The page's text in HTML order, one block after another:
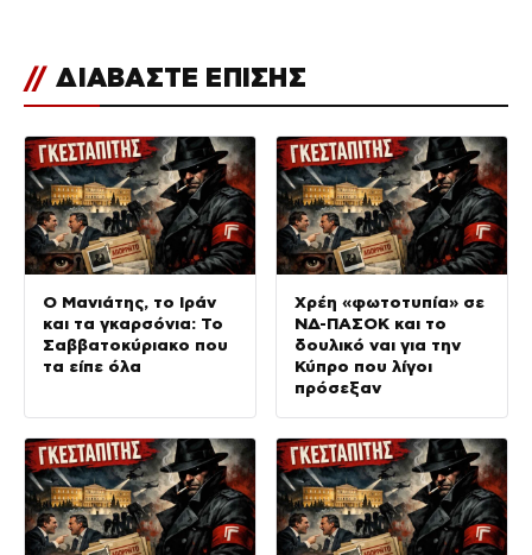
// ΔΙΑΒΑΣΤΕ ΕΠΙΣΗΣ
Ο Μανιάτης, το Ιράν
και τα γκαρσόνια: Το
Σαββατοκύριακο που
τα είπε όλα
Χρέη «φωτοτυπία» σε
ΝΔ-ΠΑΣΟΚ και το
δουλικό ναι για την
Κύπρο που λίγοι
πρόσεξαν